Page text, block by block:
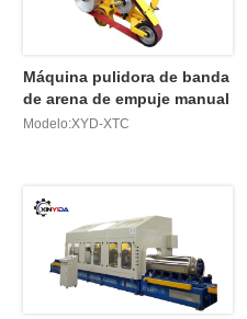
Máquina pulidora de banda
de arena de empuje manual
Modelo:XYD-XTC